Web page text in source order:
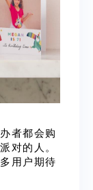
者都会购
对的人。
用户期待